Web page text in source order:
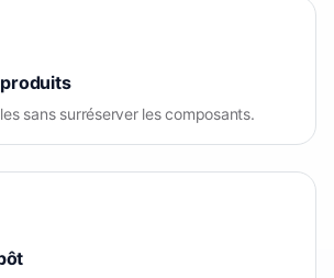
sans surréserver les composants.